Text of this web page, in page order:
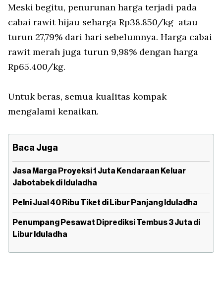
Meski begitu, penurunan harga terjadi pada
cabai rawit hijau seharga Rp38.850/kg atau
turun 27,79% dari hari sebelumnya. Harga cabai
rawit merah juga turun 9,98% dengan harga
Rp65.400/kg.
Untuk beras, semua kualitas kompak
mengalami kenaikan.
Baca Juga
Jasa Marga Proyeksi 1 Juta Kendaraan Keluar
Jabotabek di Iduladha
Pelni Jual 40 Ribu Tiket di Libur Panjang Iduladha
Penumpang Pesawat Diprediksi Tembus 3 Juta di
Libur Iduladha